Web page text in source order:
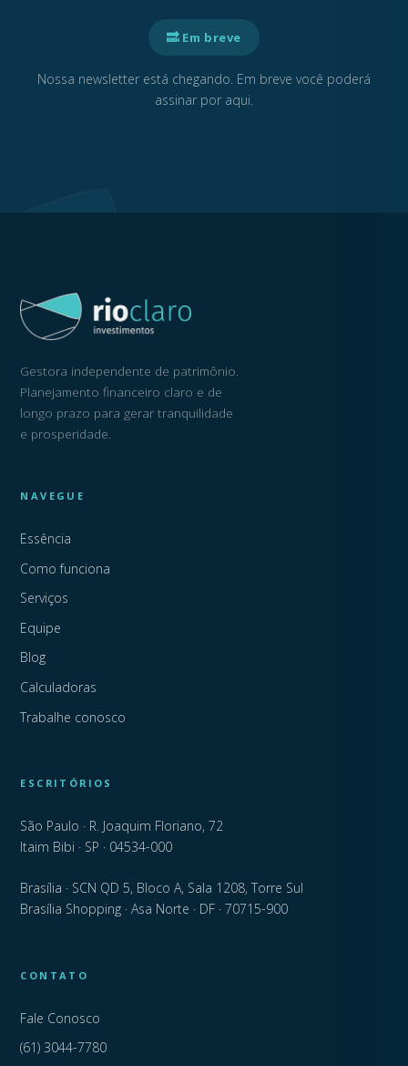
🔜 Em breve
Nossa newsletter está chegando. Em breve você poderá
assinar por aqui.
Gestora independente de patrimônio.
Planejamento financeiro claro e de
longo prazo para gerar tranquilidade
e prosperidade.
NAVEGUE
Essência
Como funciona
Serviços
Equipe
Blog
Calculadoras
Trabalhe conosco
ESCRITÓRIOS
São Paulo · R. Joaquim Floriano, 72
Itaim Bibi · SP · 04534-000
Brasília · SCN QD 5, Bloco A, Sala 1208, Torre Sul
Brasília Shopping · Asa Norte · DF · 70715-900
CONTATO
Fale Conosco
(61) 3044-7780